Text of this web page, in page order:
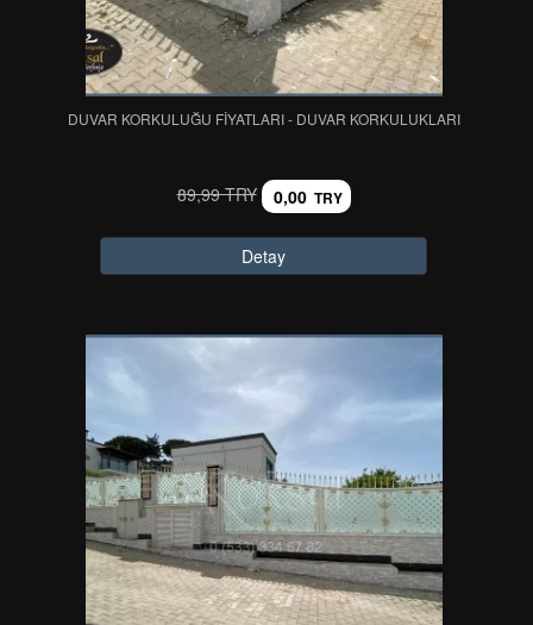
DUVAR KORKULUĞU FİYATLARI - DUVAR KORKULUKLARI
89,99 TRY 0,00 TRY
Detay